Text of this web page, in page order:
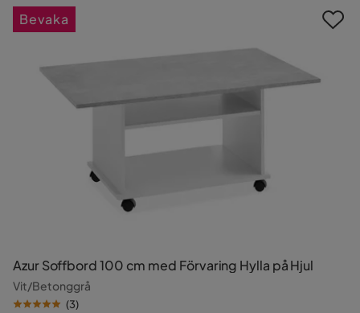
Azur Soffbord 100 cm med Förvaring Hylla på Hjul
Vit/Betonggrå
(3)
Bevaka